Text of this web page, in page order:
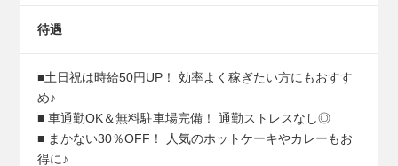
待遇
■土日祝は時給50円UP！ 効率よく稼ぎたい方にもおすす
め♪
■ 車通勤OK＆無料駐車場完備！ 通勤ストレスなし◎
■ まかない30％OFF！ 人気のホットケーキやカレーもお
得に♪